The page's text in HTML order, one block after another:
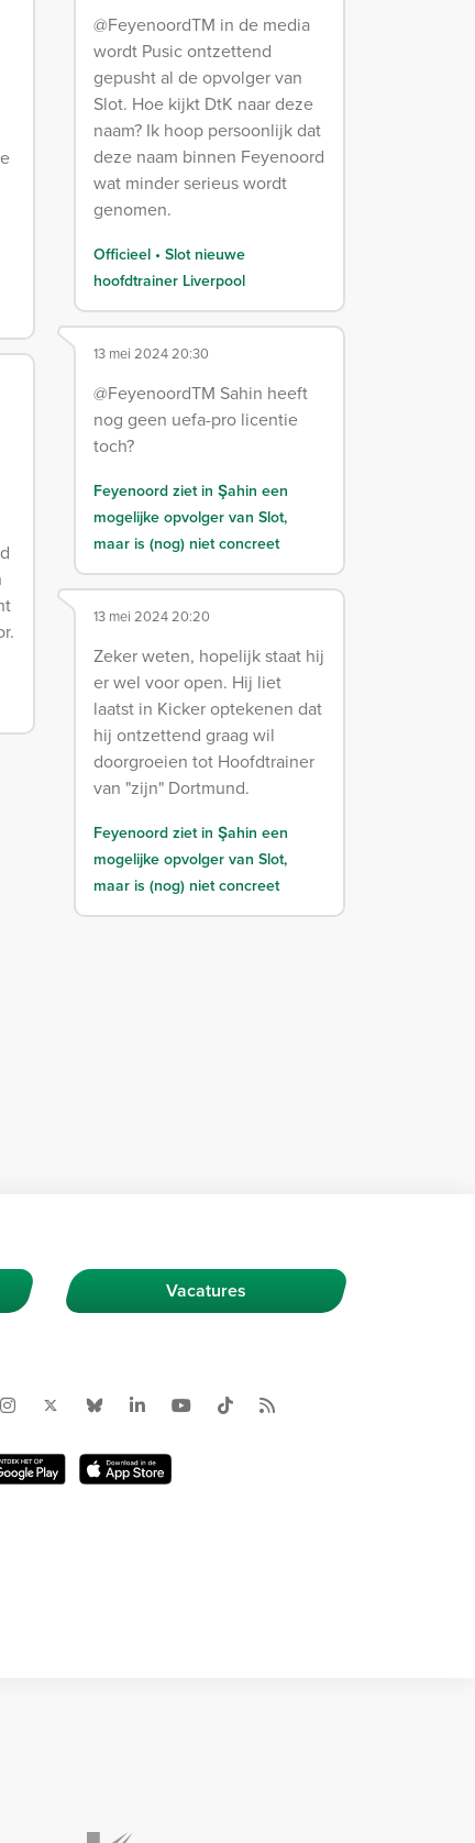
@FeyenoordTM in de media
wordt Pusic ontzettend
gepusht al de opvolger van
Slot. Hoe kijkt DtK naar deze
naam? Ik hoop persoonlijk dat
deze naam binnen Feyenoord
wat minder serieus wordt
genomen.
Officieel • Slot nieuwe
hoofdtrainer Liverpool
13 mei 2024 20:30
@FeyenoordTM Sahin heeft
nog geen uefa-pro licentie
toch?
Feyenoord ziet in Şahin een
mogelijke opvolger van Slot,
maar is (nog) niet concreet
13 mei 2024 20:20
Zeker weten, hopelijk staat hij
er wel voor open. Hij liet
laatst in Kicker optekenen dat
hij ontzettend graag wil
doorgroeien tot Hoofdtrainer
van "zijn" Dortmund.
Feyenoord ziet in Şahin een
mogelijke opvolger van Slot,
maar is (nog) niet concreet
Vacatures